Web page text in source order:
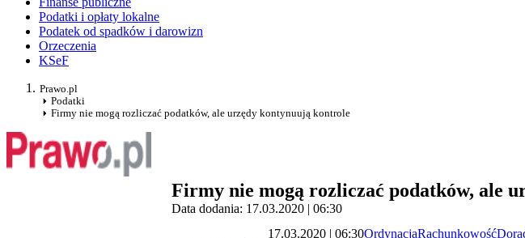
Podatki i opłaty lokalne
Podatek od spadków i darowizn
Orzeczenia
KSeF
Prawo.pl
Podatki
Firmy nie mogą rozliczać podatków, ale urzędy kontynuują kontrole
Firmy nie mogą rozliczać podatków, ale
Data dodania: 17.03.2020 | 06:30
17.03.2020 | 06:30OrdynacjaRachunkowość